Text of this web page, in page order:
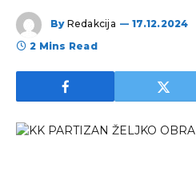
By Redakcija 17.12.2024
2 Mins Read